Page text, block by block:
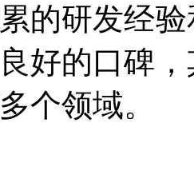
的研发经
好的口碑
个领域。